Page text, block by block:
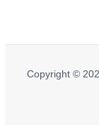
Copyright ©